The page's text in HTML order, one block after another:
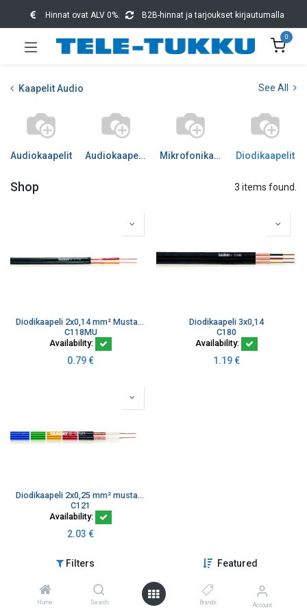
Filters Featured
Home Search Brands Account
Hinnat ovat ALV 0%. B2B-hinnat ja tarjoukset kirjautumalla
0
Kaapelit Audio See All
Audiokaapelit Audiokaapelit DIGI Mikrofonikaapelit Diodikaapelit
Shop 3 items found.
Diodikaapeli 2x0,14 mm² Musta K100
C118MU
Availability:
0.79€
Diodikaapeli 3x0,14
C180
Availability:
1.19€
Diodikaapeli 2x0,25 mm² musta litteä audiokaapeli
C121
Availability:
2.03 €